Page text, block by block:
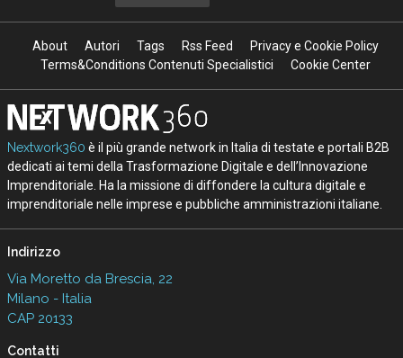
About Autori Tags Rss Feed
Privacy e Cookie Policy
Terms&Conditions Contenuti Specialistici
Cookie Center
Nextwork360 è il più grande network in Italia di testate e portali B2B
dedicati ai temi della Trasformazione Digitale e dell’Innovazione
Imprenditoriale. Ha la missione di diffondere la cultura digitale e
imprenditoriale nelle imprese e pubbliche amministrazioni italiane.
Indirizzo
Via Moretto da Brescia, 22
Milano - Italia
CAP 20133
Contatti